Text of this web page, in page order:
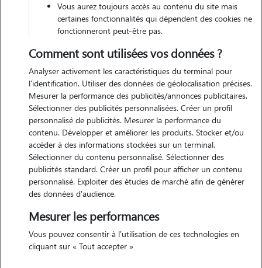
Nos promeneurs et familles d'accueil
à Saint-Victoret (13730)
Vous aurez toujours accès au contenu du site mais
certaines fonctionnalités qui dépendent des cookies ne
fonctionneront peut-être pas.
Comment sont utilisées vos données ?
Analyser activement les caractéristiques du terminal pour
l'identification. Utiliser des données de géolocalisation précises.
Mesurer la performance des publicités/annonces publicitaires.
Sélectionner des publicités personnalisées. Créer un profil
personnalisé de publicités. Mesurer la performance du
contenu. Développer et améliorer les produits. Stocker et/ou
accéder à des informations stockées sur un terminal.
Sélectionner du contenu personnalisé. Sélectionner des
publicités standard. Créer un profil pour afficher un contenu
personnalisé. Exploiter des études de marché afin de générer
des données d'audience.
Mesurer les performances
Vous pouvez consentir à l'utilisation de ces technologies en
cliquant sur « Tout accepter »